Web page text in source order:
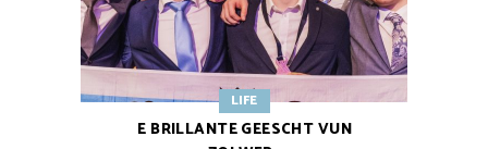
LIFE
E BRILLANTE GEESCHT VUN